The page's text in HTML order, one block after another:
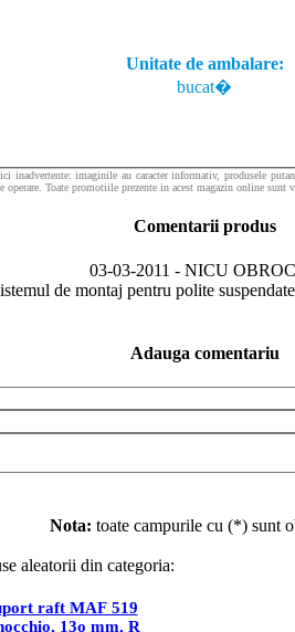
Unitate de ambalare:
bucat�
inadvertente: imaginile au caracter informativ,
Toate promotiile prezente in acest magazin online
Comentarii produs
03-03-2011 - NICU
de montaj pentru polite
Adauga comentariu
Nota: toate campurile cu (*) sunt
aleatorii din categoria:
raft MAF 519
13o mm, R